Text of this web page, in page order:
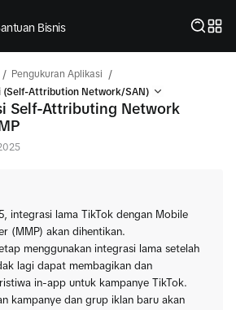
Bisnis
/ Pengukuran Aplikasi /
(Self-Attribution Network/SAN)
Self-Attributing Network
integrasi lama TikTok dengan Mobile
(MMP) akan dihentikan.
menggunakan integrasi lama setelah
lagi dapat membagikan dan
in-app untuk kampanye TikTok.
kampanye dan grup iklan baru akan